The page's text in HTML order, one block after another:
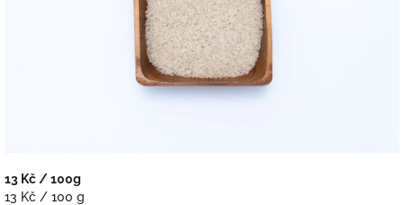
13 Kč / 100g
Měrná
13 Kč / 100 g